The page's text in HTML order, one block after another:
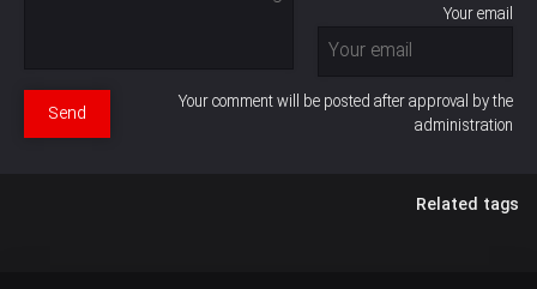
Your email
Your comment will be posted after approval by the
administration
Send
Related tags